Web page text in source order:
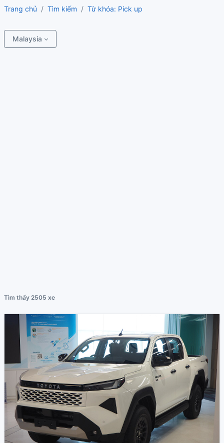
Trang chủ Tìm kiếm Từ khóa: Pick up
Malaysia
Tìm thấy 2505 xe